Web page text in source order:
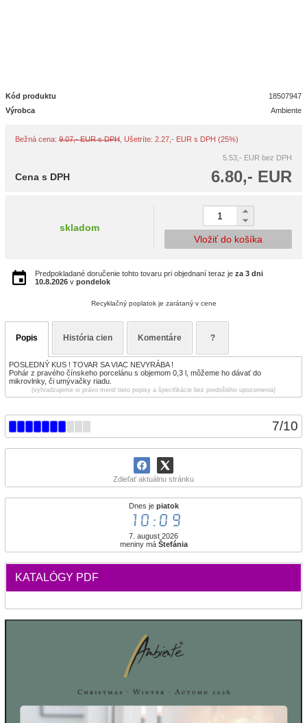
7/10
Zdieľať aktuálnu stránku
Dnes je piatok
10:09
7. august 2026
meniny má Štefánia
KATALÓGY PDF
Kód produktu
18507947
Výrobca
Ambiente
Bežná cena: 9.07,- EUR s DPH , Ušetríte: 2.27,- EUR s DPH (25%)
5.53,- EUR bez DPH
6.80,- EUR
Cena s DPH
skladom
Vložiť do košíka
Predpokladané doručenie tohto tovaru pri objednaní teraz je za 3 dni
10.8.2026 v pondelok
Recyklačný poplatok je zarátaný v cene
Popis História cien Komentáre ?
POSLEDNÝ KUS ! TOVAR SA VIAC NEVYRÁBA !
Pohár z pravého čínskeho porcelánu s objemom 0,3 l, môžeme ho dávať do
mikrovlnky, či umývačky riadu.
(vyhradzujeme si právo meniť tieto popisy a špecifikácie bez predošlého upozornenia)